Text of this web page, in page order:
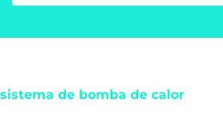
sistema de bomba de calor